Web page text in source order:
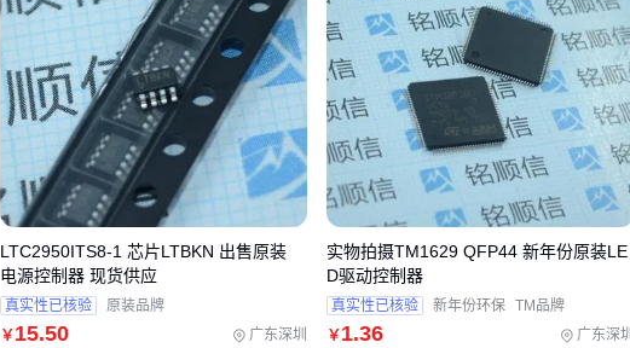
其次是规格差异。原装控制器通常针对特定设备优化，如美蓓
亚三美 CSA-507C 专为高精度控制设计，而通用控制器可能无
法满足同样需求。
最后是服务支持。原装控制器通常附带专业技术支持和保修服
务，这些隐性成本也是价格差异的重要因素。
三、如何根据实际需求选择最合适的控制器方案？
在明确原装控制器的核心价值后，选型时需要根据具体应用场
景权衡性能与成本。以下两种典型场景的分流方案可供参考：
￥ 15.50 广东深圳
LTC2950ITS8-1 芯片LTBKN 出售原装
电源控制器 现货供应
真实性已核验 原装品牌
￥ 1.36 广东深
实物拍摄TM1629 QFP44 新年份原装LE
D驱动控制器
真实性已核验 新年份环保 TM品牌